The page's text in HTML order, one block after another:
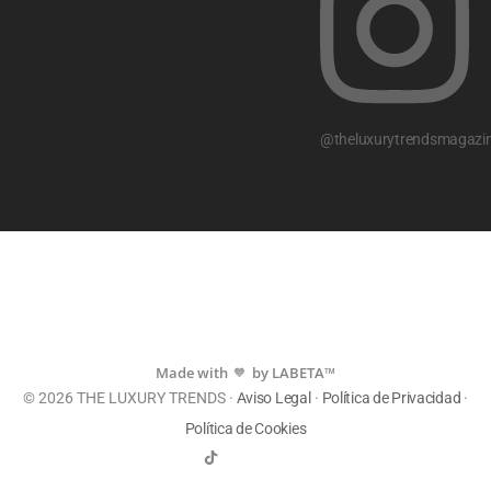
Made with 💙 by LABETA™
© 2026 THE LUXURY TRENDS · Aviso Legal · Política de Privacidad ·
Política de Cookies